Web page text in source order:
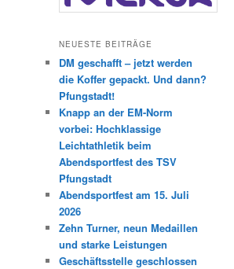
NEUESTE BEITRÄGE
DM geschafft – jetzt werden
die Koffer gepackt. Und dann?
Pfungstadt!
Knapp an der EM-Norm
vorbei: Hochklassige
Leichtathletik beim
Abendsportfest des TSV
Pfungstadt
Abendsportfest am 15. Juli
2026
Zehn Turner, neun Medaillen
und starke Leistungen
Geschäftsstelle geschlossen